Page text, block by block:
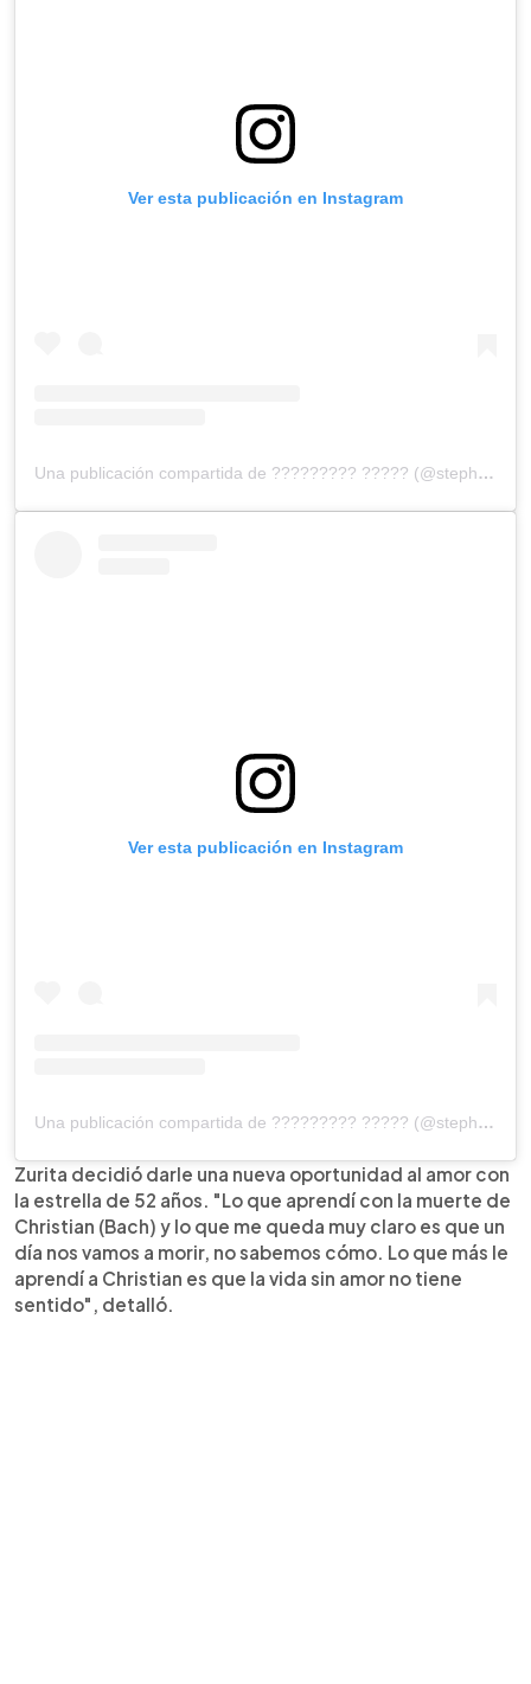
Ver esta publicación en Instagram
Una publicación compartida de ????????? ????? (@stephaniesalasoficial)
Ver esta publicación en Instagram
Una publicación compartida de ????????? ????? (@stephaniesalasoficial)
Zurita decidió darle una nueva oportunidad al amor con
la estrella de 52 años. "Lo que aprendí con la muerte de
Christian (Bach) y lo que me queda muy claro es que un
día nos vamos a morir, no sabemos cómo. Lo que más le
aprendí a Christian es que la vida sin amor no tiene
sentido", detalló.